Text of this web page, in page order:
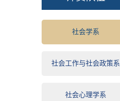
社会学系
社会工作与社会政策系
社会心理学系